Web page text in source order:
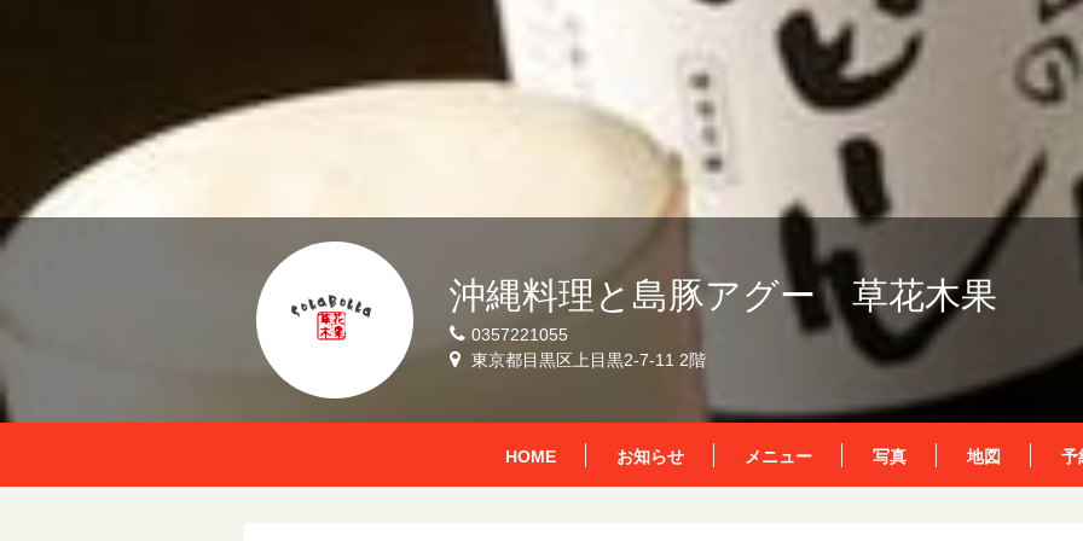
沖縄料理と島豚アグー 草花木果
0357221055
東京都目黒区上目黒2-7-11 2階
HOME お知らせ メニュー 写真 地図 予